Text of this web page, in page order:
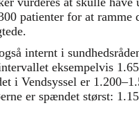
patienter for at ramme
internt i
eksempelvis
i Vendsyssel er
er spændet størst: